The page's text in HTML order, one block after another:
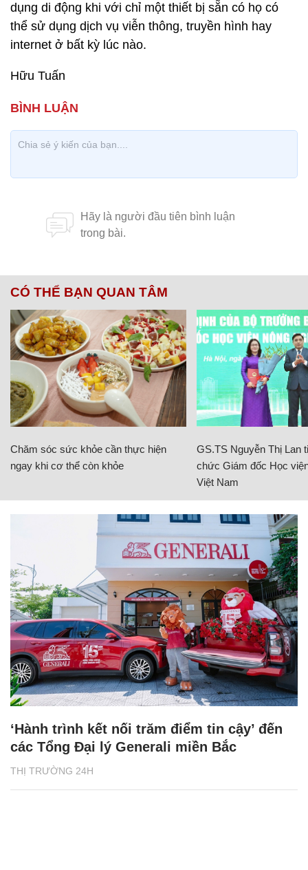
dụng di động khi với chỉ một thiết bị sẵn có họ có
thể sử dụng dịch vụ viễn thông, truyền hình hay
internet ở bất kỳ lúc nào.
Hữu Tuấn
CÓ THỂ BẠN QUAN TÂM
Chăm sóc sức khỏe cần thực hiện
ngay khi cơ thể còn khỏe
GS.TS Nguyễn Thị Lan
chức Giám đốc Học
Việt Nam
THỊ TRƯỜNG 24H
‘Hành trình kết nối trăm điểm tin cậy’ đến
các Tổng Đại lý Generali miền Bắc